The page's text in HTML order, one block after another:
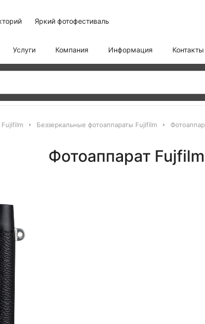
Яркий фотофестиваль
Услуги Компания Информация Контакты
Fujifilm Беззеркальные фотоаппараты Fujifilm
Фотоаппарат